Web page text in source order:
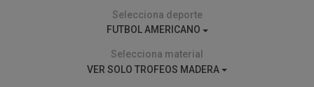
Selecciona deporte
FUTBOL AMERICANO
Selecciona material
VER SOLO TROFEOS MADERA